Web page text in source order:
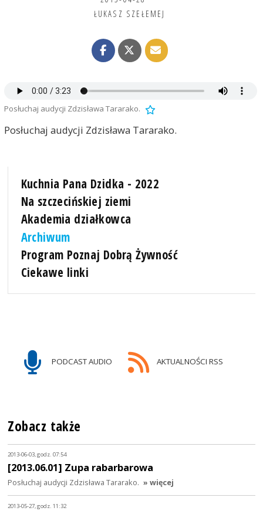
ŁUKASZ SZEŁEMEJ
Posłuchaj audycji Zdzisława Tararako.
Posłuchaj audycji Zdzisława Tararako.
Kuchnia Pana Dzidka - 2022
Na szczecińskiej ziemi
Akademia działkowca
Archiwum
Program Poznaj Dobrą Żywność
Ciekawe linki
PODCAST AUDIO AKTUALNOŚCI RSS
Zobacz także
2013-06-03, godz. 07:54
[2013.06.01] Zupa rabarbarowa
Posłuchaj audycji Zdzisława Tararako. » więcej
2013-05-27, godz. 11:32